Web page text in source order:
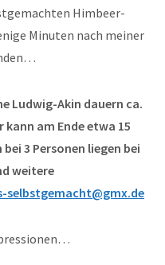
Himbeer-
Minuten nach meiner
Ludwig-Akin dauern ca.
kann am Ende etwa 15
3 Personen liegen bei
weitere
selbstgemacht@gmx.de